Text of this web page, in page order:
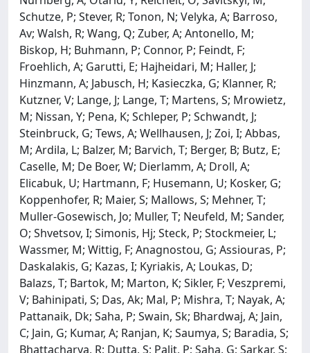
Schutze, P; Stever, R; Tonon, N; Velyka, A; Barroso,
Av; Walsh, R; Wang, Q; Zuber, A; Antonello, M;
Biskop, H; Buhmann, P; Connor, P; Feindt, F;
Froehlich, A; Garutti, E; Hajheidari, M; Haller, J;
Hinzmann, A; Jabusch, H; Kasieczka, G; Klanner, R;
Kutzner, V; Lange, J; Lange, T; Martens, S; Mrowietz,
M; Nissan, Y; Pena, K; Schleper, P; Schwandt, J;
Steinbruck, G; Tews, A; Wellhausen, J; Zoi, I; Abbas,
M; Ardila, L; Balzer, M; Barvich, T; Berger, B; Butz, E;
Caselle, M; De Boer, W; Dierlamm, A; Droll, A;
Elicabuk, U; Hartmann, F; Husemann, U; Kosker, G;
Koppenhofer, R; Maier, S; Mallows, S; Mehner, T;
Muller-Gosewisch, Jo; Muller, T; Neufeld, M; Sander,
O; Shvetsov, I; Simonis, Hj; Steck, P; Stockmeier, L;
Wassmer, M; Wittig, F; Anagnostou, G; Assiouras, P;
Daskalakis, G; Kazas, I; Kyriakis, A; Loukas, D;
Balazs, T; Bartok, M; Marton, K; Sikler, F; Veszpremi,
V; Bahinipati, S; Das, Ak; Mal, P; Mishra, T; Nayak, A;
Pattanaik, Dk; Saha, P; Swain, Sk; Bhardwaj, A; Jain,
C; Jain, G; Kumar, A; Ranjan, K; Saumya, S; Baradia, S;
Bhattacharya, R; Dutta, S; Palit, P; Saha, G; Sarkar, S;